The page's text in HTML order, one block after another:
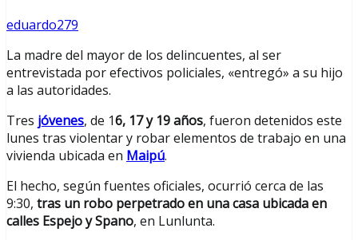
eduardo279
La madre del mayor de los delincuentes, al ser
entrevistada por efectivos policiales, «entregó» a su hijo
a las autoridades.
Tres jóvenes, de 16, 17 y 19 años, fueron detenidos este
lunes tras violentar y robar elementos de trabajo en una
vivienda ubicada en Maipú.
El hecho, según fuentes oficiales, ocurrió cerca de las
9:30, tras un robo perpetrado en una casa ubicada en
calles Espejo y Spano, en Lunlunta.